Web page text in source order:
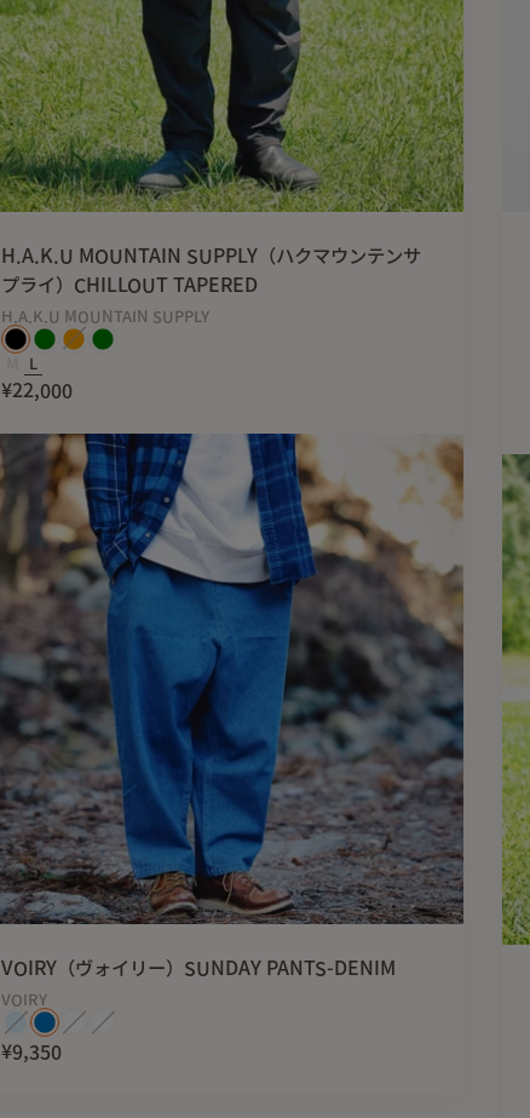
H.A.K.U MOUNTAIN SUPPLY（ハクマウンテンサ
プライ）CHILLOUT TAPERED
H.A.K.U MOUNTAIN SUPPLY
L
¥22,000
VOIRY（ヴォイリー）SUNDAY PANTS-DENIM
VOIRY
¥9,350